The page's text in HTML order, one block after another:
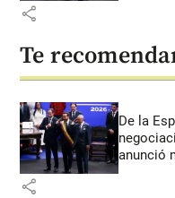
share
Te
De la
anunció
share